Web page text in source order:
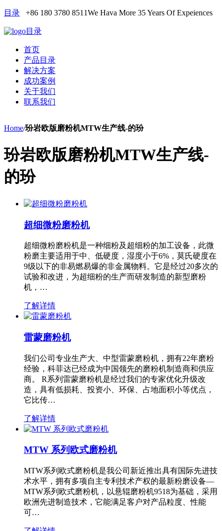
目录 +86 180 3780 8511We Hava More 35 Years Of Expeiences
目录
首页
产品目录
解决方案
成功案例
关于我们
联系我们
Home/玢岩欧版磨粉机MTW生产线-的玢
玢岩欧版磨粉机MTW生产线-
的玢
超细微粉磨粉机
超细微粉磨粉机是一种细粉及超细粉的加工设备，此微
粉磨主要适用于中、低硬度，湿度小于6%，莫氏硬度在
9级以下的非易燃易爆的非金属物料。它是经过20多次的
试验和改进，为超细粉的生产而研发制造的新型磨粉
机，…
了解详情
雷蒙磨粉机
我们公司专业生产大、中型雷蒙磨粉机，拥有22年磨粉
经验，科菲达已经成为中国领先的磨粉机制造商和供应
商。 R系列雷蒙磨粉机是经过我们的专家优化升级改
造，具有低损耗、投资小、环保、占地面积小等优点，
它比传…
了解详情
MTW 系列欧式磨粉机
MTW系列欧式磨粉机是我公司新近推出具有国际先进技
术水平，拥有多项自主专利技术产权的最新粉磨设备—
MTW系列欧式磨粉机，以悬辊磨粉机9518为基础，采用
欧洲先进制造技术，它能满足客户对产品粒度、性能
可…